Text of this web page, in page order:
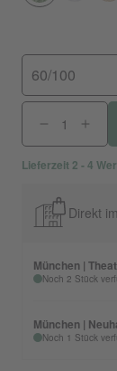
60/100
Lieferzeit 2 - 4
Direkt
München |
Noch 2 Stück
München |
Noch 1 Stück